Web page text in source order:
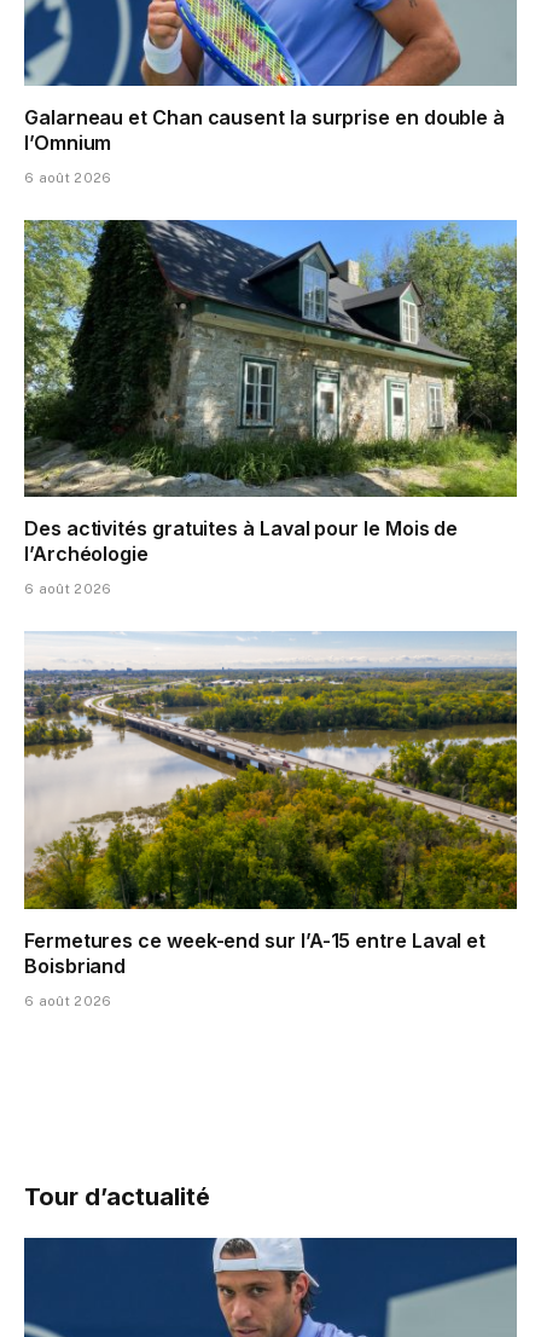
Galarneau et Chan causent la surprise en double à
l’Omnium
6 août 2026
Des activités gratuites à Laval pour le Mois de
l’Archéologie
6 août 2026
Fermetures ce week-end sur l’A-15 entre Laval et
Boisbriand
6 août 2026
Tour d’actualité